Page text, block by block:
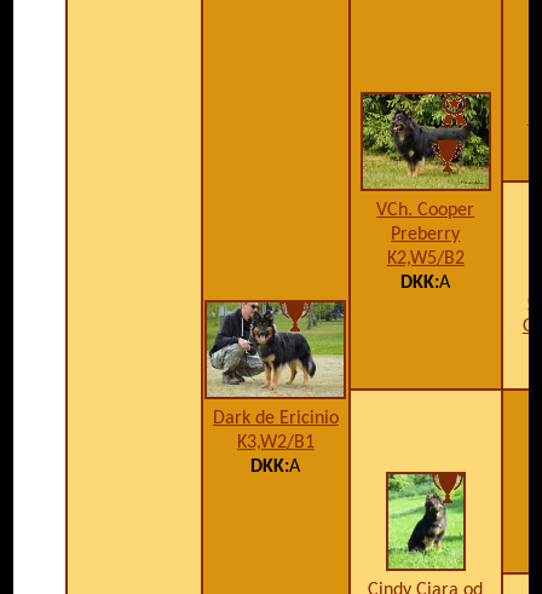
Dark de Ericinio
K3,W2/B1
DKK:A
VCh. Cooper
Preberry
K2,W5/B2
DKK:A